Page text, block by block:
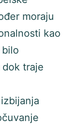
moraju
kao
traje